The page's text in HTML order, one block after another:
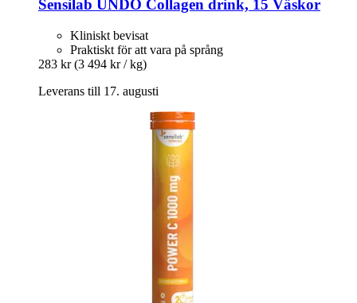
Sensilab UNDO Collagen drink, 15 Väskor
Kliniskt bevisat
Praktiskt för att vara på språng
283 kr (3 494 kr / kg)
Leverans till 17. augusti